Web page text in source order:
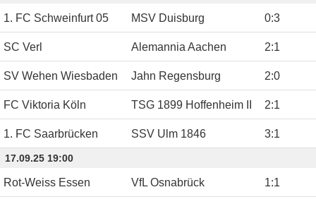
1. FC Schweinfurt 05 MSV Duisburg 0:3
SC Verl Alemannia Aachen 2:1
SV Wehen Wiesbaden Jahn Regensburg 2:0
FC Viktoria Köln TSG 1899 Hoffenheim II 2:1
1. FC Saarbrücken SSV Ulm 1846 3:1
17.09.25 19:00
Rot-Weiss Essen VfL Osnabrück 1:1